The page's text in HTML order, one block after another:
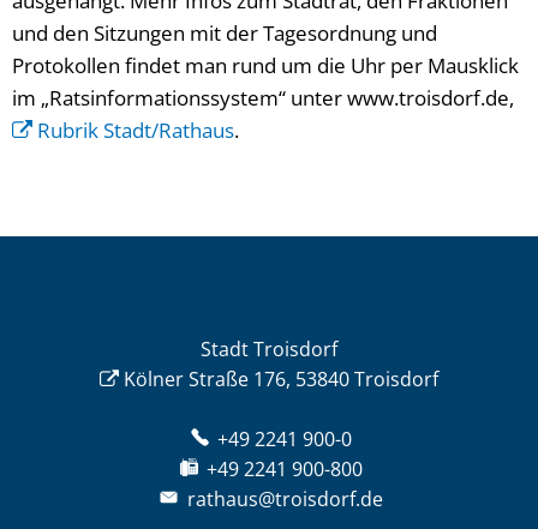
und den Sitzungen mit der Tagesordnung und
Protokollen findet man rund um die Uhr per Mausklick
im „Ratsinformationssystem“ unter www.troisdorf.de,
Rubrik Stadt/Rathaus.
Stadt Troisdorf
Kölner Straße 176, 53840 Troisdorf
+49 2241 900-0
+49 2241 900-800
rathaus@troisdorf.de